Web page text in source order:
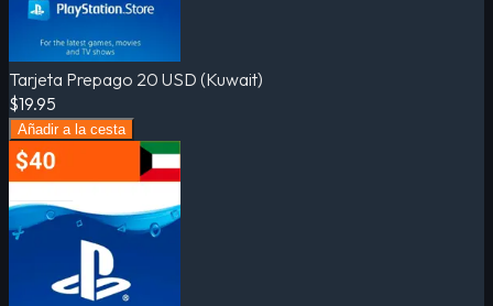
Tarjeta Prepago 20 USD (Kuwait)
$19.95
Añadir a la cesta